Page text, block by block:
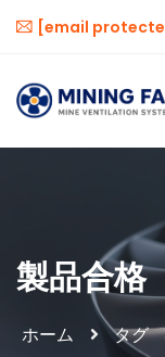
[email
製品合格
ホーム タグ